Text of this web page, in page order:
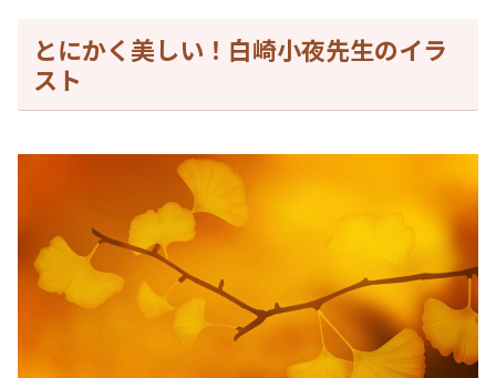
とにかく美しい！白崎小夜先生のイラ
スト